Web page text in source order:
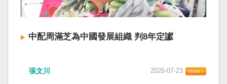
中配周滿芝為中國發展組織 判8年定讞
張文川 2026-07-23